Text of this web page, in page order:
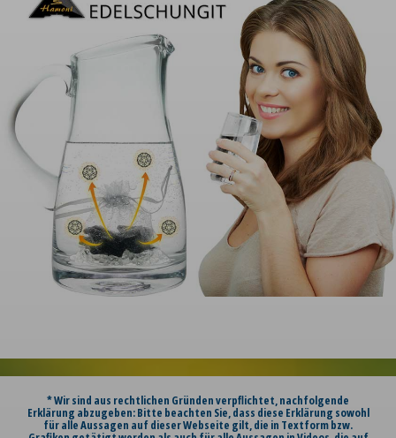
* Wir sind aus rechtlichen Gründen verpflichtet, nachfolgende
Erklärung abzugeben: Bitte beachten Sie, dass diese Erklärung sowohl
für alle Aussagen auf dieser Webseite gilt, die in Textform bzw.